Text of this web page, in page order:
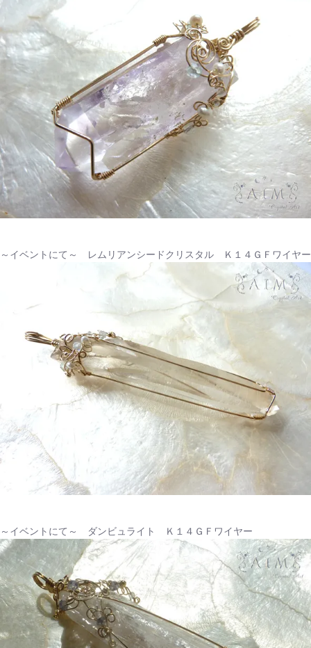
～イベントにて～ レムリアンシードクリスタル Ｋ１４ＧＦワイヤー
～イベントにて～ ダンビュライト Ｋ１４ＧＦワイヤー